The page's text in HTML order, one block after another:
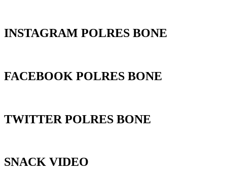
INSTAGRAM POLRES BONE
FACEBOOK POLRES BONE
TWITTER POLRES BONE
SNACK VIDEO